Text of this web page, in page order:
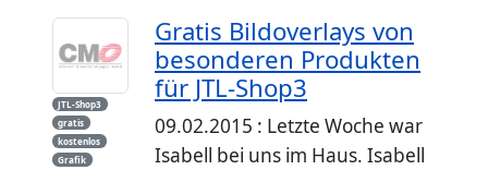
JTL-Shop3
gratis
kostenlos
Grafik
Gratis Bildoverlays von
besonderen Produkten
für JTL-Shop3
09.02.2015 : Letzte Woche war
Isabell bei uns im Haus. Isabell